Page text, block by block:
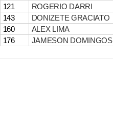
121 ROGERIO DARRI
143
DONIZETE GRACIATO
160
ALEX LIMA
176
JAMESON DOMINGOS